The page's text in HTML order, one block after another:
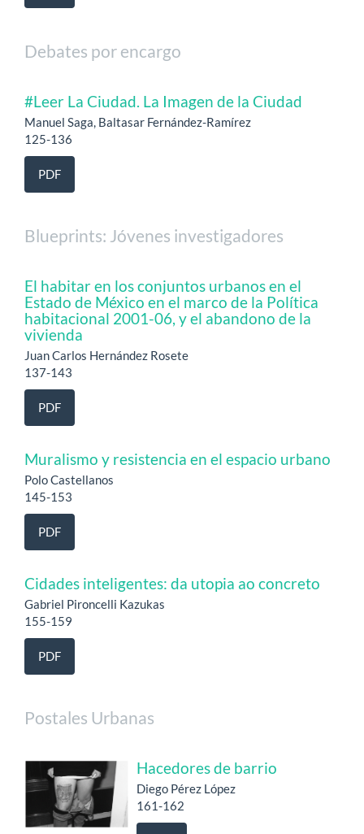
Debates por encargo
#Leer La Ciudad. La Imagen de la Ciudad
Manuel Saga, Baltasar Fernández-Ramírez
125-136
PDF
Blueprints: Jóvenes investigadores
El habitar en los conjuntos urbanos en el
Estado de México en el marco de la Política
habitacional 2001-06, y el abandono de la
vivienda
Juan Carlos Hernández Rosete
137-143
PDF
Muralismo y resistencia en el espacio urbano
Polo Castellanos
145-153
PDF
Cidades inteligentes: da utopia ao concreto
Gabriel Pironcelli Kazukas
155-159
PDF
Postales Urbanas
Hacedores de barrio
Diego Pérez López
161-162